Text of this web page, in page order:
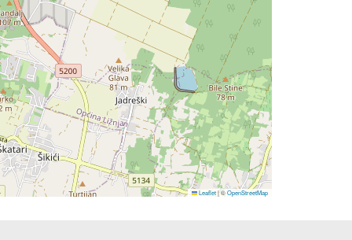
Leaflet|©OpenStreetMap